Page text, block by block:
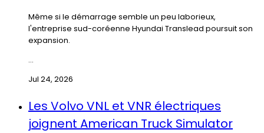
Même si le démarrage semble un peu laborieux,
l'entreprise sud-coréenne Hyundai Translead poursuit son
expansion.
...
Jul 24, 2026
Les Volvo VNL et VNR électriques
joignent American Truck Simulator